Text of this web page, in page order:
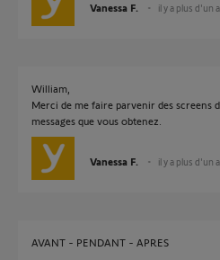
Vanessa F. il y a plus d'un
William,
Merci de me faire parvenir des screens
messages que vous obtenez.
Vanessa F. il y a plus d'un
AVANT - PENDANT - APRES